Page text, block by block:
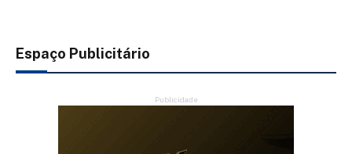
Espaço Publicitário
Publicidade